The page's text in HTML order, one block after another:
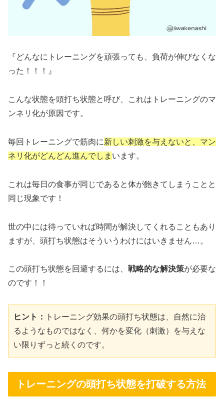
『どんなにトレーニングを頑張っても、負荷が伸びなくな
った！！！』
こんな状態を頭打ち状態と呼び、これはトレーニングのマ
ンネリ化が原因です。
毎回トレーニングで筋肉に新しい刺激を与えないと、マン
ネリ化がどんどん進んでしま います。
これは毎日の食事が同じであると体が飽きてしまうことと
同じ現象です！
世の中には待っていれば時間が解決してくれることもあり
ますが、頭打ち状態はそういうわけにはいきません…。
この頭打ち状態を回避するには、 戦略的な解決策が必要な
のです！！
ヒント：
トレーニング効果の頭打ち状態は、自然に治
るようなものではなく、何かを変化（刺激）を与えな
い限りずっと続くのです。
トレーニングの頭打ち状態を打破する方法